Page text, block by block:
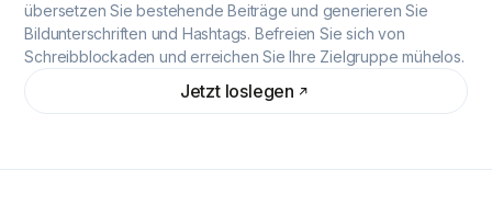
übersetzen Sie bestehende Beiträge und generieren Sie
Bildunterschriften und Hashtags. Befreien Sie sich von
Schreibblockaden und erreichen Sie Ihre Zielgruppe mühelos.
Jetzt loslegen